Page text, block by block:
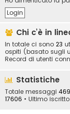
Chi c’è in
In totale ci sono 23
ospiti (basato sugli
Record di utenti
Statistiche
Totale messaggi
17606 • Ultimo iscritto